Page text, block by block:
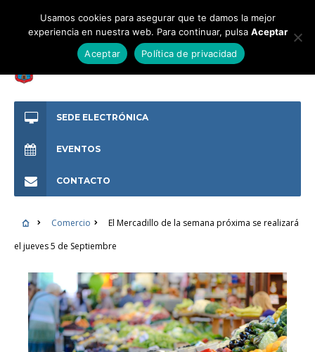
SEDE ELECTRÓNICA
EVENTOS
CONTACTO
Comercio
El Mercadillo de la semana próxima se realizará
el jueves 5 de Septiembre
Usamos cookies para asegurar que te damos la mejor
experiencia en nuestra web. Para continuar, pulsa Aceptar
Aceptar
Política de privacidad